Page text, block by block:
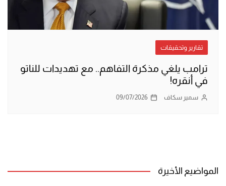
تقارير وتحقيقات
ترامب يلغي مذكرة التفاهم.. مع تهديدات للناتو
في أنقره!
سمير سكاف 09/07/2026
المواضيع الأخيرة